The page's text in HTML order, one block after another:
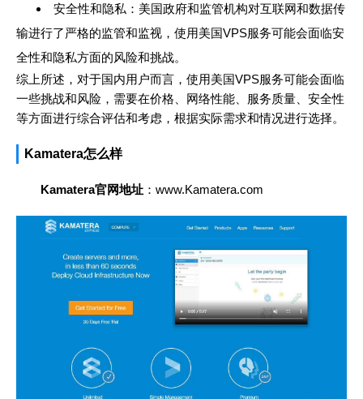
安全性和隐私：美国政府和监管机构对互联网和数据传
输进行了严格的监管和监视，使用美国VPS服务可能会面临安
全性和隐私方面的风险和挑战。
综上所述，对于国内用户而言，使用美国VPS服务可能会面临
一些挑战和风险，需要在价格、网络性能、服务质量、安全性
等方面进行综合评估和考虑，根据实际需求和情况进行选择。
Kamatera怎么样
Kamatera官网地址 ：www.Kamatera.com